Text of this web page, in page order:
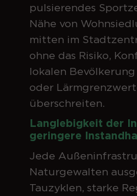
pulsierendes
Nähe von
mitten im
ohne das Risiko,
lokalen
oder
überschreiten.
Langlebigkeit der
geringere
Jede
Naturgewalten
Tauzyklen, starke